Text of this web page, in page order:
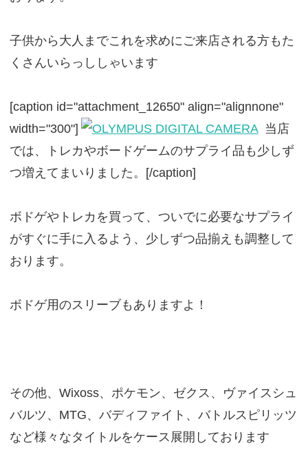
子供から大人までこれを求めにご来店される方もた
くさんいらっししゃいます
[caption id="attachment_12650" align="alignnone"
width="300"]
当店
では、トレカやボードゲームのサプライ品も少しず
つ増えてまいりました。[/caption]
ボドゲやトレカを買って、ついでに必要なサプライ
がすぐに手に入るよう、少しずつ品揃えも調整して
おります。
ボドゲ用のスリーブもありますよ！
その他、Wixoss、ポケモン、ゼクス、ヴァイスシュ
バルツ、MTG、バディファイト、バトルスピリッツ
など様々なタイトルをケース展開しております